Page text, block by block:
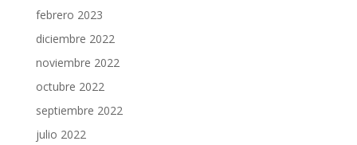
febrero 2023
diciembre 2022
noviembre 2022
octubre 2022
septiembre 2022
julio 2022